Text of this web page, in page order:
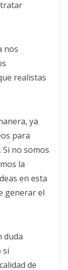
nos
realistas
ya
para
no somos
la
en esta
generar el
duda
si
de